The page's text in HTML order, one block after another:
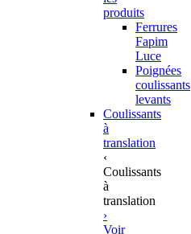
produits
Ferrures
Fapim
Luce
Poignées
coulissants
levants
Coulissants
à
translation
‹
Coulissants
à
translation
›
Voir